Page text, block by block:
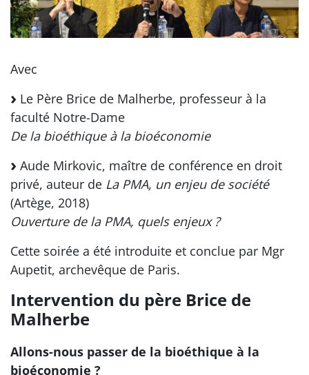
Avec
Le Père Brice de Malherbe, professeur à la
faculté Notre-Dame
De la bioéthique à la bioéconomie
Aude Mirkovic, maître de conférence en droit
privé, auteur de La PMA, un enjeu de société
(Artège, 2018)
Ouverture de la PMA, quels enjeux ?
Cette soirée a été introduite et conclue par Mgr
Aupetit, archevêque de Paris.
Intervention du père Brice de
Malherbe
Allons-nous passer de la bioéthique à la
bioéconomie ?